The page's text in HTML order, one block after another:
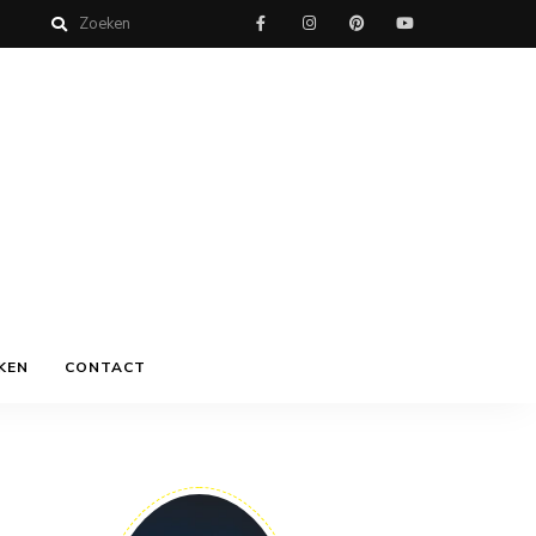
CONTACT